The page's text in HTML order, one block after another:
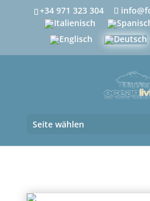
+34 971 323 304
Seite wählen